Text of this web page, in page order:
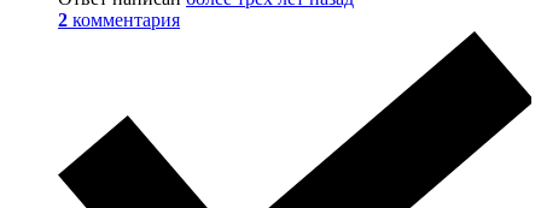
2 комментария